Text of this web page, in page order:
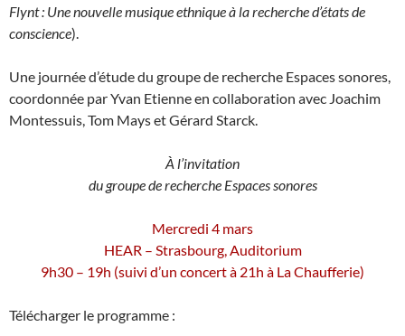
Flynt : Une nouvelle musique ethnique à la recherche d’états de
conscience).
Une journée d’étude du groupe de recherche Espaces sonores,
coordonnée par Yvan Etienne en collaboration avec Joachim
Montessuis, Tom Mays et Gérard Starck.
À l’invitation
du groupe de recherche Espaces sonores
Mercredi 4 mars
HEAR – Strasbourg, Auditorium
9h30 – 19h (suivi d’un concert à 21h à La Chaufferie)
Télécharger le programme :